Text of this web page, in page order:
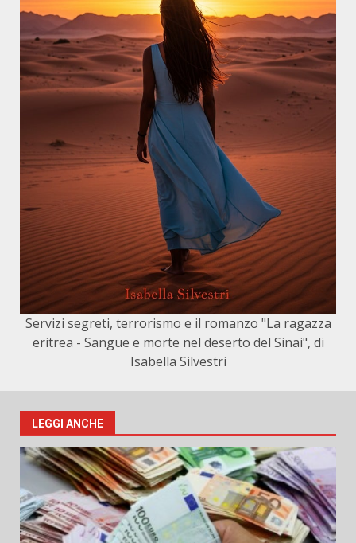
Servizi segreti, terrorismo e il romanzo "La ragazza
eritrea - Sangue e morte nel deserto del Sinai", di
Isabella Silvestri
LEGGI ANCHE